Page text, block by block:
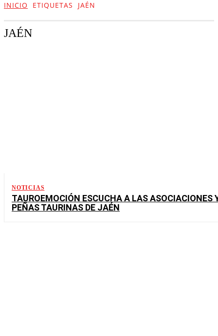
INICIO ETIQUETAS JAÉN
JAÉN
NOTICIAS
TAUROEMOCIÓN ESCUCHA A LAS ASOCIACIONES
PEÑAS TAURINAS DE JAÉN